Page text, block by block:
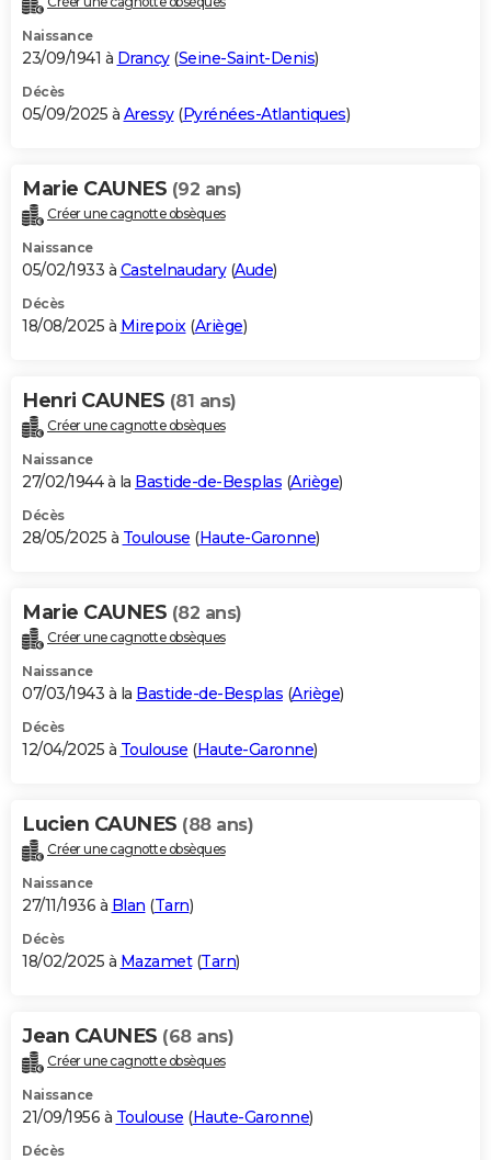
Naissance
23/09/1941 à Drancy(Seine-Saint-Denis)
Décès
05/09/2025 à Aressy(Pyrénées-Atlantiques)
Marie CAUNES (92 ans)
Créer une cagnotte obsèques
Naissance
05/02/1933 à Castelnaudary(Aude)
Décès
18/08/2025 à Mirepoix(Ariège)
Henri CAUNES (81 ans)
Créer une cagnotte obsèques
Naissance
27/02/1944 à la Bastide-de-Besplas (Ariège)
Décès
28/05/2025 à Toulouse (Haute-Garonne)
Marie CAUNES (82 ans)
Créer une cagnotte obsèques
Naissance
07/03/1943 à la Bastide-de-Besplas (Ariège)
Décès
12/04/2025 à Toulouse (Haute-Garonne)
Lucien CAUNES (88 ans)
Créer une cagnotte obsèques
Naissance
27/11/1936 à Blan (Tarn)
Décès
18/02/2025 à Mazamet(Tarn)
Jean CAUNES (68 ans)
Créer une cagnotte obsèques
Naissance
21/09/1956 à Toulouse (Haute-Garonne)
Décès